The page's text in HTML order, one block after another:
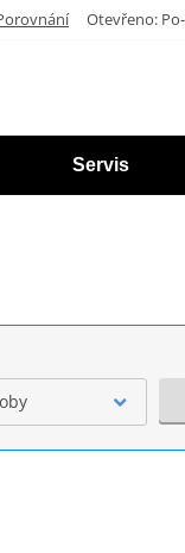
Otevřeno: Po-
Servis